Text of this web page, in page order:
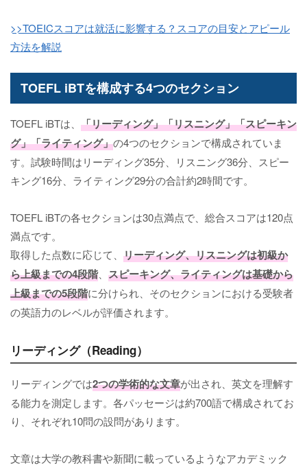
>>TOEICスコアは就活に影響する？スコアの目安とアピール
方法を解説
TOEFL iBTを構成する4つのセクション
TOEFL iBTは、 「リーディング」「リスニング」「スピーキン
グ」「ライティング」の4つのセクションで構成されていま
す。試験時間はリーディング35分、リスニング36分、スピー
キング16分、ライティング29分の合計約2時間です。
TOEFL iBTの各セクションは30点満点で、総合スコアは120点
満点です。
取得した点数に応じて、 リーディング、リスニングは初級か
ら上級までの4段階、 スピーキング、ライティングは基礎から
上級までの5段階に分けられ、そのセクションにおける受験者
の英語力のレベルが評価されます。
リーディング（Reading）
リーディングでは2つの学術的な文章が出され、英文を理解す
る能力を測定します。各パッセージは約700語で構成されてお
り、それぞれ10問の設問があります。
文章は大学の教科書や新聞に載っているようなアカデミック